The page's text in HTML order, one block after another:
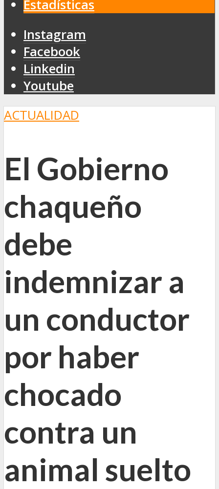
Estadísticas
Instagram
Facebook
Linkedin
Youtube
ACTUALIDAD
El Gobierno
chaqueño
debe
indemnizar a
un conductor
por haber
chocado
contra un
animal suelto